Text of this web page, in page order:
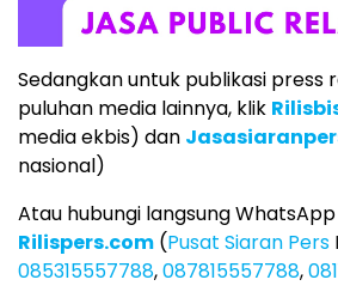
Sedangkan untuk publikasi press
puluhan media lainnya, klik
media ekbis) dan
nasional)
Atau hubungi langsung
Rilispers.com (Pusat Siaran Pers
085315557788,087815557788,